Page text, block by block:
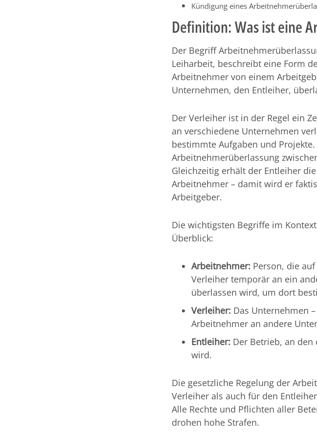
Kündigung eines
Definition: Was ist eine
Der Begriff
Leiharbeit, beschreibt eine Form
Arbeitnehmer von einem
Unternehmen, den Entleiher,
Der Verleiher ist in der Regel ein
an verschiedene Unternehmen
bestimmte Aufgaben und
Arbeitnehmerüberlassung
Gleichzeitig erhält der Entleiher
Arbeitnehmer – damit wird er
Arbeitgeber.
Die wichtigsten Begriffe im
Überblick:
Arbeitnehmer: Person, die
Verleiher temporär an ein
überlassen wird, um dort
Verleiher: Das Unternehmen
Arbeitnehmer an andere
Entleiher: Der Betrieb, an
wird.
Die gesetzliche Regelung der
Verleiher als auch für den
Alle Rechte und Pflichten aller
drohen hohe Strafen.